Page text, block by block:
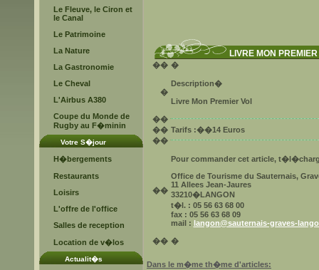
LIVRE MON
�� �
�
Description�
Livre Mon Premier Vol
��
�� Tarifs:��14 Euros
��
��
Pour commander cet article,
Office de Tourisme du Sauternais,
11 Allees Jean-Jaures
33210�LANGON
t�l. : 05 56 63 68 00
fax : 05 56 63 68 09
mail : langon@sauternais-graves-
�� �
Dans le m�me th�me d'articles:
Le Fleuve, le Ciron et
le Canal
Le Patrimoine
La Nature
La Gastronomie
Le Cheval
L'Airbus A380
Coupe du Monde de
Rugby au F�minin
Votre S�jour
H�bergements
Restaurants
Loisirs
L'offre de l'office
Salles de reception
Location de v�los
Actualit�s